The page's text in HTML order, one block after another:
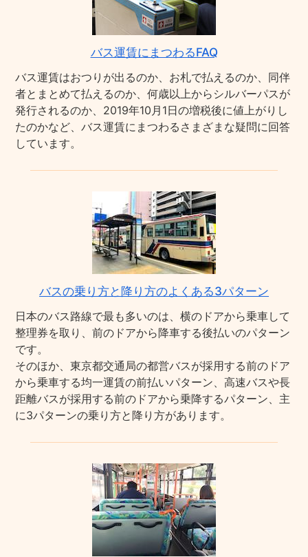
バス運賃にまつわるFAQ
バス運賃はおつりが出るのか、お札で払えるのか、同伴
者とまとめて払えるのか、何歳以上からシルバーパスが
発行されるのか、2019年10月1日の増税後に値上がりし
たのかなど、バス運賃にまつわるさまざまな疑問に回答
しています。
バスの乗り方と降り方のよくある3パターン
日本のバス路線で最も多いのは、横のドアから乗車して
整理券を取り、前のドアから降車する後払いのパターン
です。
そのほか、東京都交通局の都営バスが採用する前のドア
から乗車する均一運賃の前払いパターン、高速バスや長
距離バスが採用する前のドアから乗降するパターン、主
に3パターンの乗り方と降り方があります。